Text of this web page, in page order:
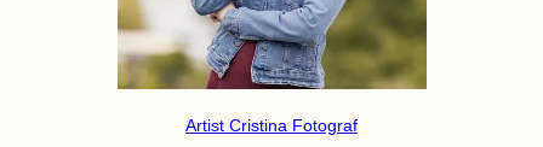
Artist Cristina Fotograf